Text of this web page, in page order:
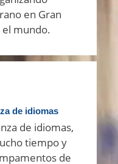
en Gran
el mundo.
de idiomas
de idiomas,
tiempo y
de